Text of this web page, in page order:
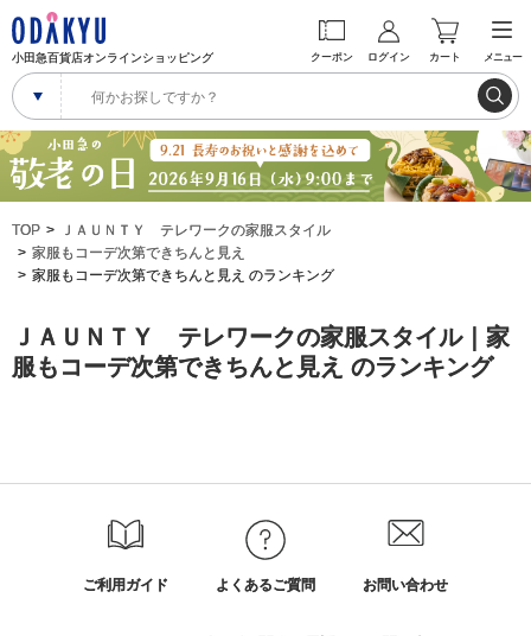
小田急百貨店オンラインショッピング クーポン ログイン カート メニュー
TOP
ＪＡＵＮＴＹ テレワークの家服スタイル
家服もコーデ次第できちんと見え
家服もコーデ次第できちんと見え のランキング
ＪＡＵＮＴＹ テレワークの家服スタイル｜家
服もコーデ次第できちんと見え のランキング
ご利用ガイド よくあるご質問 お問い合わせ